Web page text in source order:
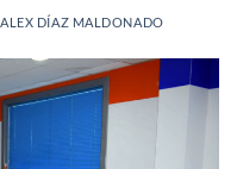
ALEX DÍAZ MALDONADO